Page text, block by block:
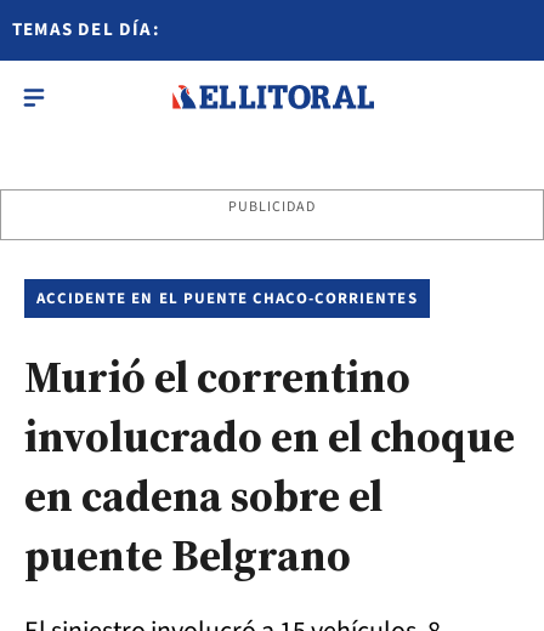
TEMAS DEL DÍA:
PUBLICIDAD
ACCIDENTE EN EL PUENTE CHACO-CORRIENTES
Murió el correntino
involucrado en el choque
en cadena sobre el
puente Belgrano